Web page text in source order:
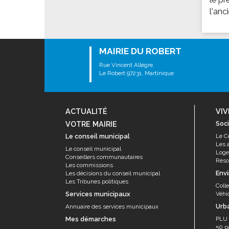
Les activités des associations
VIE PRATIQUE
Les espaces numériques
Infos sargasse
Toilettes publiques
Les marchés
Le funéraire
Numéros d'urgence
SANTÉ
Annuaire santé
MAIRIE DU ROBERT
Rue Vincent Allègre,
Le Robert 97231, Martinique
ACTUALITÉ
VOTRE MAIRIE
Le conseil municipal
Le conseil municipal
Conseillers communautaires
Les commissions
Les décisions du conseil municipal
Les Tribunes politiques
Services municipaux
Annuaire des services municipaux
Mes démarches
Le
Les
PLU
50